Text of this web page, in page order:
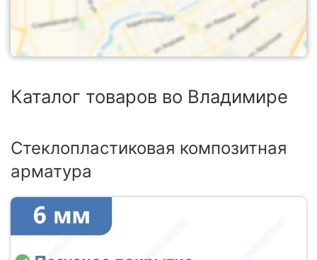
Каталог товаров во Владимире
Стеклопластиковая композитная
арматура